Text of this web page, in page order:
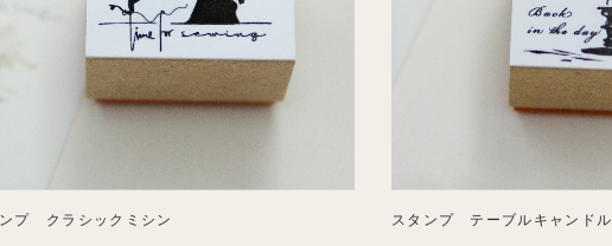
ンプ クラシックミシン スタンプ テーブルキャンドル